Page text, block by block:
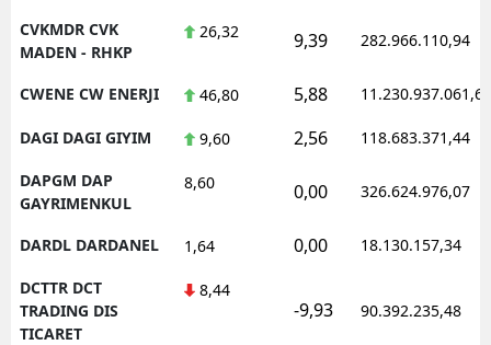
CVKMDR CVK
MADEN - RHKP
26,32 9,39 282.966.110,94
CWENE CW ENERJI 46,80 5,88 11.230.937.061,62
DAGI DAGI GIYIM 9,60 2,56 118.683.371,44
DAPGM DAP
GAYRIMENKUL
8,60 0,00 326.624.976,07
DARDL DARDANEL 1,64 0,00 18.130.157,34
DCTTR DCT
TRADING DIS
TICARET
8,44
-9,93 90.392.235,48